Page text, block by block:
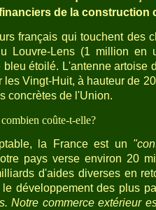
de la construction
français qui touchent des
Louvre-Lens (1 million en
étoilé. L'antenne artoise
Vingt-Huit, à hauteur de
concrètes de l'Union.
coûte-t-elle?
la France est un
pays verse environ 20
d'aides diverses en
développement des plus
Notre commerce extérieur